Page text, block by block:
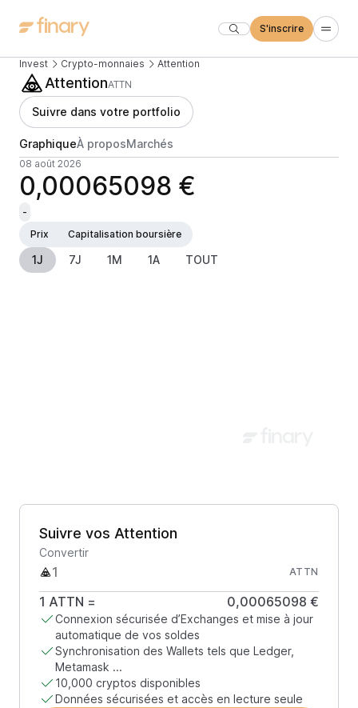
S'inscrire
Invest Crypto-monnaies Attention
AttentionATTN
Suivre dans votre portfolio
GraphiqueÀ proposMarchés
08 août 2026
0,00065098 €
-
Prix
Capitalisation boursière
1J 7J 1M 1A TOUT
Suivre vos Attention
Convertir
ATTN
1 ATTN = 0,00065098 €
Connexion sécurisée d’Exchanges et mise à jour
automatique de vos soldes
Synchronisation des Wallets tels que Ledger,
Metamask ...
10,000 cryptos disponibles
Données sécurisées et accès en lecture seule